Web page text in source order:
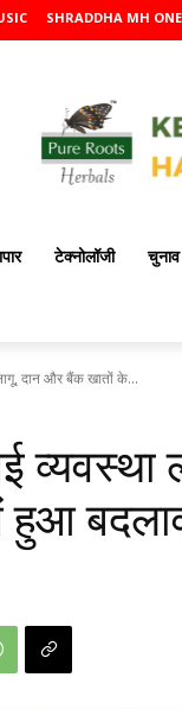
SHRADDHA MH ONE
टेक्नोलॉजी चुनाव
दान और बैंक खातों के...
हुआ